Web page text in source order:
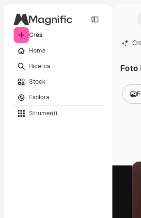
Crea
Home
Ricerca
Stock
Esplora
Strumenti
Foto
Video